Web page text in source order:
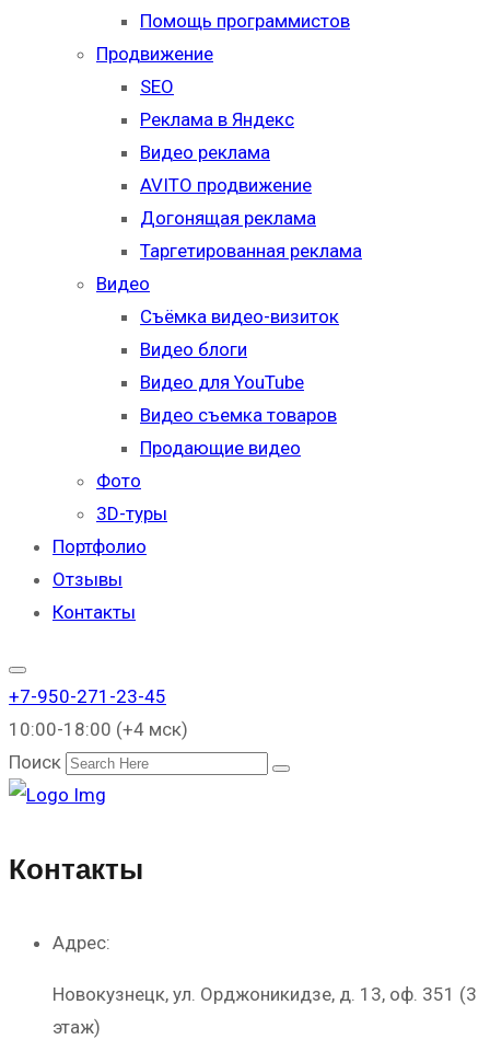
Помощь программистов
Продвижение
SEO
Реклама в Яндекс
Видео реклама
AVITO продвижение
Догонящая реклама
Таргетированная реклама
Видео
Съёмка видео-визиток
Видео блоги
Видео для YouTube
Видео съемка товаров
Продающие видео
Фото
3D-туры
Портфолио
Отзывы
Контакты
+7-950-271-23-45
10:00-18:00 (+4 мск)
Поиск
Контакты
Адрес:
Новокузнецк, ул. Орджоникидзе, д. 13, оф. 351 (3
этаж)